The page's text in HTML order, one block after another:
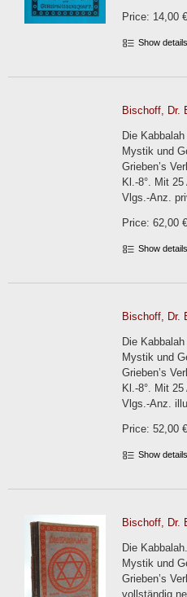
Price: 14,00 €
Show
Bischoff, Dr.
Die
Mystik und
Grieben’s
Kl.-8°. Mit
Vlgs.-Anz.
Price: 62,00 €
Show
Bischoff, Dr.
Die
Mystik und
Grieben’s
Kl.-8°. Mit
Vlgs.-Anz.
Price: 52,00 €
Show
Bischoff, Dr.
Die
Mystik und
Grieben’s
vollständig